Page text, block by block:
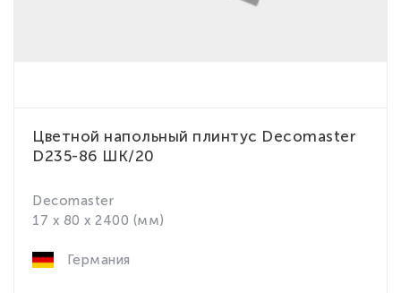
Цветной напольный плинтус Decomaster
D235-86 ШК/20
Decomaster
17 x 80 x 2400 (мм)
Германия